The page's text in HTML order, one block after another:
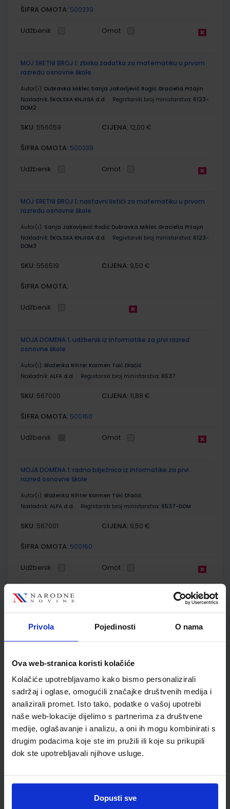
Privola Pojedinosti O nama
Ova web-stranica koristi kolačiće
Kolačiće upotrebljavamo kako bismo personalizirali
sadržaj i oglase, omogućili značajke društvenih medija i
analizirali promet. Isto tako, podatke o vašoj upotrebi
naše web-lokacije dijelimo s partnerima za društvene
medije, oglašavanje i analizu, a oni ih mogu kombinirati s
drugim podacima koje ste im pružili ili koje su prikupili
dok ste upotrebljavali njihove usluge.
Dopusti sve
ŠIFRA OMOTA: 500239
Udžbenik Omot
MOJ SRETNI BROJ 1; zbirka zadatka za matematiku u prvom
razredu osnovne škole
Autor(i): Dubravka Miklec Sanja Jakovljević Rogić Graciella Prtajin
Nakladnik: ŠKOLSKA KNJIGA d.d. Registarski broj ministarstva: 6123-
DOM2
SKU: 556059 CIJENA: 12,00 €
ŠIFRA OMOTA: 500239
Udžbenik Omot
MOJ SRETNI BROJ 1; nastavni listići za matematiku u prvom
razredu osnovne škole
Autor(i): Sanja Jakovljević Rodić Dubravka Miklec Graciella Prtajin
Nakladnik: ŠKOLSKA KNJIGA d.d. Registarski broj ministarstva: 6123-
DOM3
SKU: 556519 CIJENA: 9,50 €
ŠIFRA OMOTA:
Udžbenik
MOJA DOMENA 1; udžbenik iz informatike za prvi razred
osnovne škole
Autor(i): Blaženka Rihter Karmen Toić Dlačić
Nakladnik: ALFA d.d. Registarski broj ministarstva: 6537
SKU: 567000 CIJENA: 11,88 €
ŠIFRA OMOTA: 500160
Udžbenik Omot
MOJA DOMENA 1; radna bilježnica iz informatike za prvi
razred osnovne škole
Autor(i): Blaženka Rihter Karmen Toić Dlačić
Nakladnik: ALFA d.d. Registarski broj ministarstva: 6537-DOM
SKU: 567001 CIJENA: 9,50 €
ŠIFRA OMOTA: 500160
Udžbenik Omot
ISTRAŽUJEMO NAŠ SVIJET 1; udžbenik prirode i društva s
SKU:556070 CIJENA:11,55 €
ŠIFRA OMOTA: 500239
Udžbenik Omot
ISTRAŽUJEMO NAŠ SVIJET 1; radna bilježnica za prirodu i
društvo u prvom razredu osnovne škole
Nakladnik:ŠKOLSKA KNJIGA d.d. Registarski broj ministarstva:6151-
DOM
CIJENA:11,00 €